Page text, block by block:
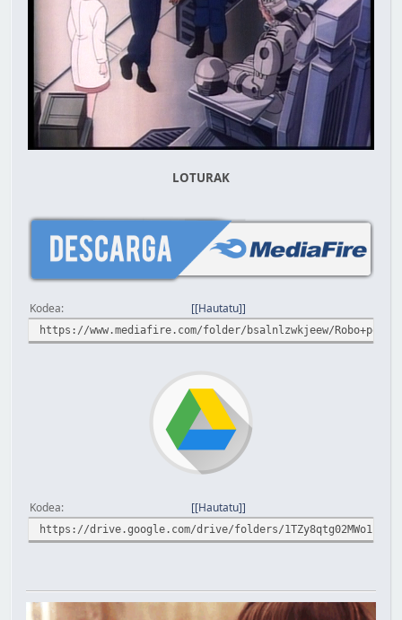
LOTURAK
Kodea [Hautatu]
https://www.mediafire.com/folder/bsalnlzwkjeew/
Kodea [Hautatu]
https://drive.google.com/drive/folders/